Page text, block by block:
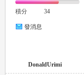
積分 34
發消息
DonaldUrimi